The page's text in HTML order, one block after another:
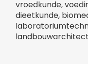
vroedkunde,
dieetkunde,